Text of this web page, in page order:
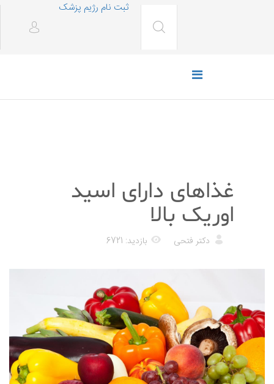
ثبت نام رژیم پزشک
غذاهای دارای اسید
اوریک بالا
دکتر فتحی بازدید: 6721